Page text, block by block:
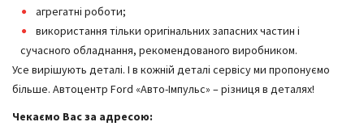
агрегатні роботи;
використання тільки оригінальних запасних частин і
сучасного обладнання, рекомендованого виробником.
Усе вирішують деталі. І в кожній деталі сервісу ми пропонуємо
більше. Автоцентр Ford «Авто-Імпульс» – різниця в деталях!
Чекаємо Вас за адресою: